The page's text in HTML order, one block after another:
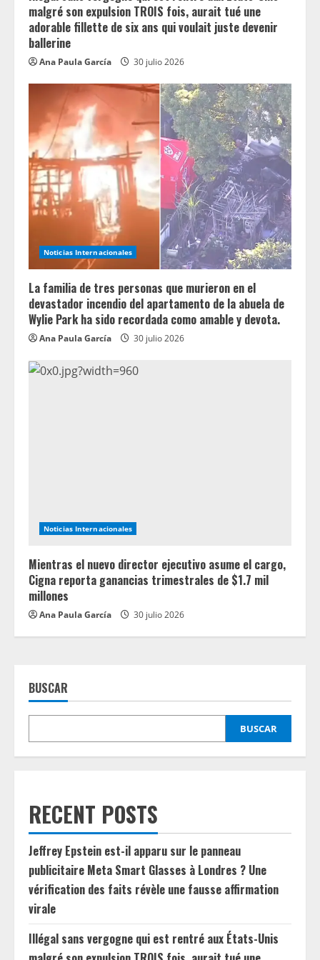
malgré son expulsion TROIS fois, aurait tué une
adorable fillette de six ans qui voulait juste devenir
ballerine
Ana Paula García 30 julio 2026
Noticias Internacionales
La familia de tres personas que murieron en el
devastador incendio del apartamento de la abuela de
Wylie Park ha sido recordada como amable y devota.
Ana Paula García 30 julio 2026
Noticias Internacionales
Mientras el nuevo director ejecutivo asume el cargo,
Cigna reporta ganancias trimestrales de $1.7 mil
millones
Ana Paula García 30 julio 2026
BUSCAR
BUSCAR
RECENT POSTS
Jeffrey Epstein est-il apparu sur le panneau
publicitaire Meta Smart Glasses à Londres ? Une
vérification des faits révèle une fausse affirmation
virale
Illégal sans vergogne qui est rentré aux États-Unis